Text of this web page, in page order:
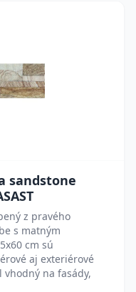
sandstone
z pravého
s matným
cm sú
aj exteriérové
na fasády,